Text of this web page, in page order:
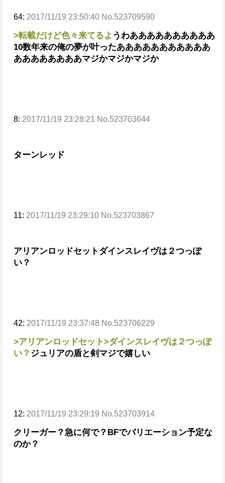
64: 2017/11/19 23:50:40 No.523709590
>転載だけど色々来てるよ うわああああああああああ
10数年来の俺の夢が叶ったあああああああああああ
ああああああああマジかマジかマジか
8: 2017/11/19 23:28:21 No.523703644
ターンレッド
11: 2017/11/19 23:29:10 No.523703867
アリアンロッドセット ダインスレイヴは２つっぽ
い？
42: 2017/11/19 23:37:48 No.523706229
>アリアンロッドセット>ダインスレイヴは２つっぽ
い？ ジュリアの盾と剣マジで嬉しい
12: 2017/11/19 23:29:19 No.523703914
クリーガー？急に何で？ BFでバリエーション予定な
のか？